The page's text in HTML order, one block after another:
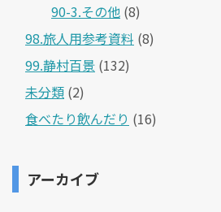
90-3.その他 (8)
98.旅人用参考資料 (8)
99.静村百景 (132)
未分類 (2)
食べたり飲んだり (16)
アーカイブ